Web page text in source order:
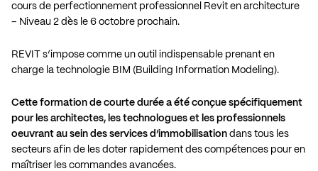
cours de perfectionnement professionnel Revit en architecture
– Niveau 2 dès le 6 octobre prochain.
REVIT s’impose comme un outil indispensable prenant en
charge la technologie BIM (Building Information Modeling).
Cette formation de courte durée a été conçue spécifiquement
pour les architectes, les technologues et les professionnels
oeuvrant au sein des services d’immobilisation dans tous les
secteurs afin de les doter rapidement des compétences pour en
maîtriser les commandes avancées.